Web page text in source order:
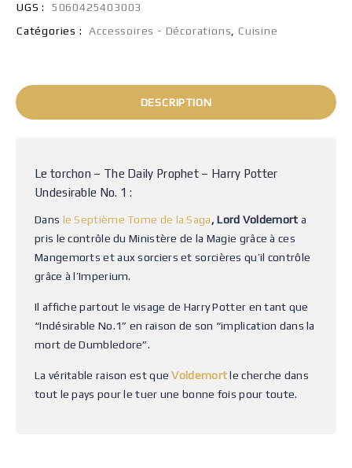
UGS :
5060425403003
Catégories :
Accessoires - Décorations ,Cuisine
DESCRIPTION
Le torchon – The Daily Prophet – Harry Potter
Undesirable No. 1 :
Dans le Septième Tome de la Saga, Lord Voldemort a
pris le contrôle du Ministère de la Magie grâce à ces
Mangemorts et aux sorciers et sorcières qu’il contrôle
grâce à l’Imperium.
Il affiche partout le visage de Harry Potter en tant que
“Indésirable No.1” en raison de son “implication dans la
mort de Dumbledore”.
La véritable raison est queVoldemort le cherche dans
tout le pays pour le tuer une bonne fois pour toute.